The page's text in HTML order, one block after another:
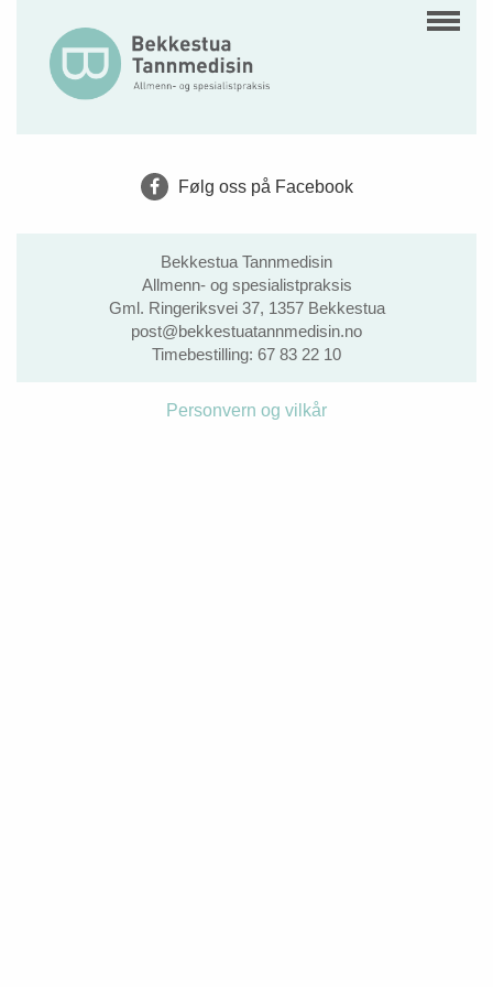
Følg oss på Facebook
Bekkestua Tannmedisin
Allmenn- og spesialistpraksis
Gml. Ringeriksvei 37, 1357 Bekkestua
post@bekkestuatannmedisin.no
Timebestilling: 67 83 22 10
Personvern og vilkår